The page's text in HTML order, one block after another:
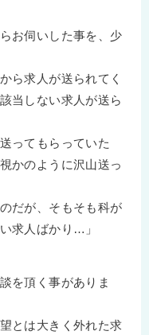
お伺いした事を、少
ら求人が送られてく
当しない求人が送ら
ってもらっていた
かのように沢山送っ
だが、そもそも科が
求人ばかり…」
を頂く事がありま
とは大きく外れた求